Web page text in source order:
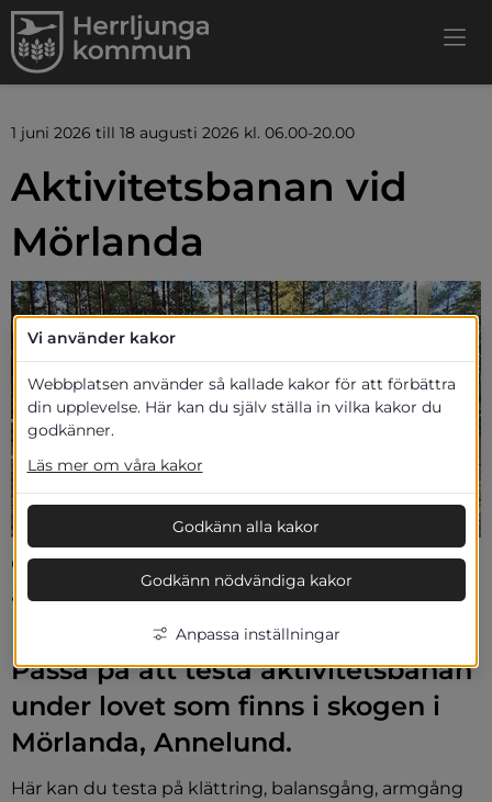
1 juni 2026 till 18 augusti 2026 kl. 06.00-20.00
Aktivitetsbanan vid
Mörlanda
Gör en utflykt på lovet till
aktivitetsbanan/motorikbanan vid
Passa på att testa aktivitetsbanan
under lovet som finns i skogen i
Mörlanda, Annelund.
Här kan du testa på klättring, balansgång, armgång
Vi använder kakor
Webbplatsen använder så kallade kakor för att förbättra
din upplevelse. Här kan du själv ställa in vilka kakor du
godkänner.
Läs mer om våra kakor
Godkänn alla kakor
Godkänn nödvändiga kakor
Anpassa inställningar